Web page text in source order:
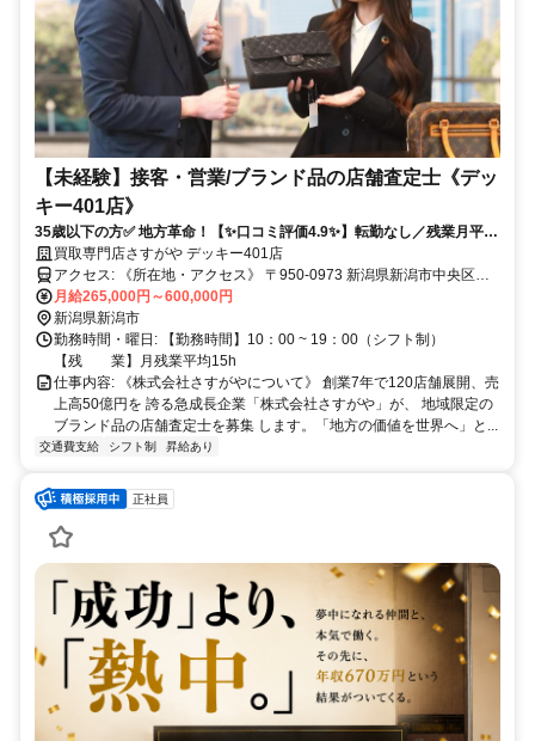
【未経験】接客・営業/ブランド品の店舗査定士《デッ
キー401店》
35歳以下の方✅ 地方革命！【✨口コミ評価4.9✨】転勤なし／残業月平均
15時間／ベストベンチャー100選出！
買取専門店さすがや デッキー401店
アクセス: 《所在地・アクセス》 〒950-0973 新潟県新潟市中央区上
近江4-12-20 デッキー401 B1F
月給265,000円～600,000円
新潟県新潟市
勤務時間・曜日: 【勤務時間】10：00 ~ 19：00（シフト制）
【残 業】月残業平均15h
仕事内容: 《株式会社さすがやについて》 創業7年で120店舗展開、売
上高50億円を 誇る急成長企業「株式会社さすがや」が、 地域限定の
ブランド品の店舗査定士を募集 します。「地方の価値を世界へ」と...
交通費支給 シフト制 昇給あり
正社員